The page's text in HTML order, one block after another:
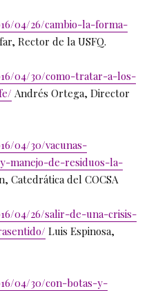
04/26/cambio-la-forma-
Rector de la USFQ.
04/30/como-tratar-a-los-
Andrés Ortega, Director
04/30/vacunas-
manejo-de-residuos-la-
Catedrática del COCSA
04/26/salir-de-una-crisis-
Luis Espinosa,
04/30/con-botas-y-